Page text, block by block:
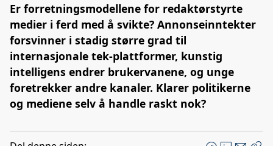
Er forretningsmodellene for redaktørstyrte
medier i ferd med å svikte? Annonseinntekter
forsvinner i stadig større grad til
internasjonale tek-plattformer, kunstig
intelligens endrer brukervanene, og unge
foretrekker andre kanaler. Klarer politikerne
og mediene selv å handle raskt nok?